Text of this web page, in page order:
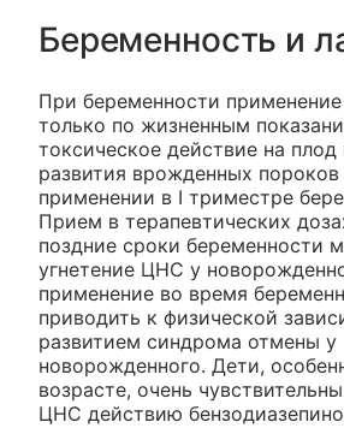
Беременность и
При беременности
только по жизненным
токсическое действие на
развития врожденных пороков
применении в I триместре
Прием в терапевтических
поздние сроки беременности
угнетение ЦНС у
применение во время
приводить к физической
развитием синдрома отмены у
новорожденного. Дети,
возрасте, очень
ЦНС действию